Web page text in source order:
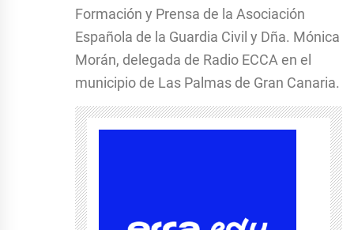
Formación y Prensa de la Asociación
Española de la Guardia Civil y Dña. Mónica
Morán, delegada de Radio ECCA en el
municipio de Las Palmas de Gran Canaria.